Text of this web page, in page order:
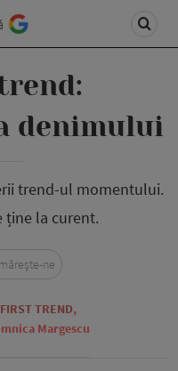
denimului
trend-ul momentului.
ține la curent.
FIRST TREND,
Margescu
ne